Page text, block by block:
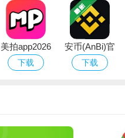
社区活跃，独家国漫创作平
台
大厂正版，人气IP改编漫画
多
老牌社区，同人漫画资源丰
美拍app2026
最新版下载
下载
安币(AnBi)官
网
下载